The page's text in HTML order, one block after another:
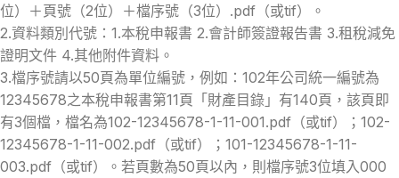
位）＋頁號（2位）＋檔序號（3位）.pdf（或tif）。
2.資料類別代號：1.本稅申報書 2.會計師簽證報告書 3.租稅減免
證明文件 4.其他附件資料。
3.檔序號請以50頁為單位編號，例如：102年公司統一編號為
12345678之本稅申報書第11頁「財產目錄」有140頁，該頁即
有3個檔，檔名為102-12345678-1-11-001.pdf（或tif）；102-
12345678-1-11-002.pdf（或tif）；101-12345678-1-11-
003.pdf（或tif）。若頁數為50頁以內，則檔序號3位填入000